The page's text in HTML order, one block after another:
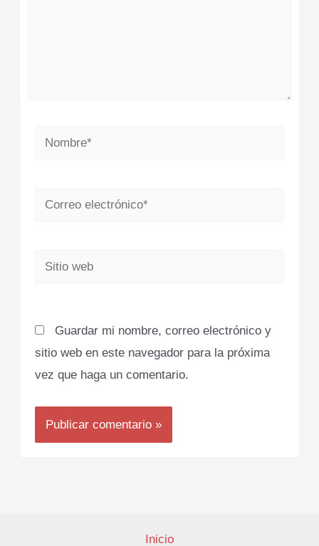
Nombre*
Correo
Sitio
Guardar mi nombre, correo electrónico y
sitio web en este navegador para la próxima
vez que haga un comentario.
Inicio